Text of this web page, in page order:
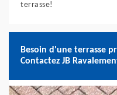
terrasse!
Besoin d'une terrasse
Contactez JB